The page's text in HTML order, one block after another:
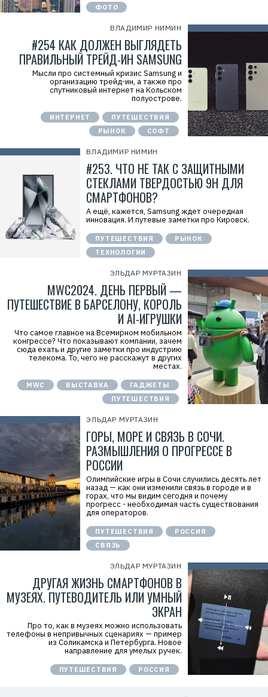
ФОТО
ВЛАДИМИР НИМИН
#254 КАК ДОЛЖЕН ВЫГЛЯДЕТЬ
ПРАВИЛЬНЫЙ ТРЕЙД-ИН SAMSUNG
Мысли про системный кризис Samsung и
организацию трейд-ин, а также про
спутниковый интернет на Кольском
полуострове.
ИНТЕРНЕТ
ПУТЕШЕСТВИЯ
РЫНОК
СОФТ
ВЛАДИМИР НИМИН
#253. ЧТО НЕ ТАК С ЗАЩИТНЫМИ
СТЕКЛАМИ ТВЕРДОСТЬЮ 9H ДЛЯ
СМАРТФОНОВ?
А ещё, кажется, Samsung ждет очередная
инновация. И путевые заметки про Кировск.
ПУТЕШЕСТВИЯ
РЫНОК
ТЕХНОЛОГИИ
ЭЛЬДАР МУРТАЗИН
MWC2024. ДЕНЬ ПЕРВЫЙ —
ПУТЕШЕСТВИЕ В БАРСЕЛОНУ, КОРОЛЬ
И AI-ИГРУШКИ
Что самое главное на Всемирном мобильном
конгрессе? Что показывают компании, зачем
сюда ехать и другие заметки про индустрию
телекома. То, чего не расскажут в других
местах.
MWC ВЫСТАВКА
ГАДЖЕТЫ
ПУТЕШЕСТВИЯ
ЭЛЬДАР МУРТАЗИН
ГОРЫ, МОРЕ И СВЯЗЬ В СОЧИ.
РАЗМЫШЛЕНИЯ О ПРОГРЕССЕ В
РОССИИ
Олимпийские игры в Сочи случились десять лет
назад — как они изменили связь в городе и в
горах, что мы видим сегодня и почему
прогресс - необходимая часть существования
для операторов.
ПУТЕШЕСТВИЯ
РОССИЯ
СВЯЗЬ
ЭЛЬДАР МУРТАЗИН
ДРУГАЯ ЖИЗНЬ СМАРТФОНОВ В
МУЗЕЯХ. ПУТЕВОДИТЕЛЬ ИЛИ УМНЫЙ
ЭКРАН
Про то, как в музеях можно использовать
телефоны в непривычных сценариях — пример
из Соликамска и Петербурга. Новое
направление для умелых ручек.
ПУТЕШЕСТВИЯ РОССИЯ
Р
е
а
м
а
.
i
d
=
2
n
x
W
c
f
M
Р
к
т